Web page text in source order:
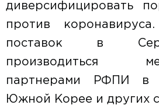
диверсифицировать
против
поставок в
производиться
партнерами РФПИ в
Южной Корее и других